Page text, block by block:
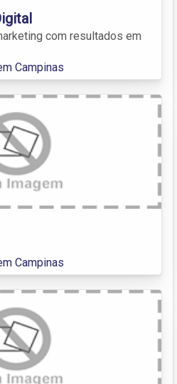
com resultados em
Campinas
Campinas